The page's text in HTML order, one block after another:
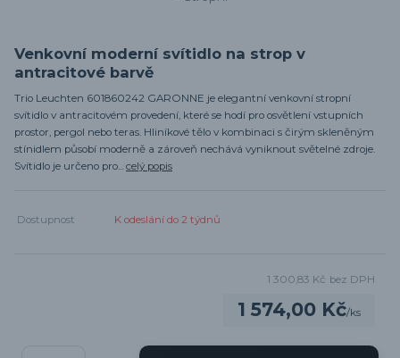
Venkovní moderní svítidlo na strop v
antracitové barvě
Trio Leuchten 601860242 GARONNE je elegantní venkovní stropní
svítidlo v antracitovém provedení, které se hodí pro osvětlení vstupních
prostor, pergol nebo teras. Hliníkové tělo v kombinaci s čirým skleněným
stínidlem působí moderně a zároveň nechává vyniknout světelné zdroje.
Svítidlo je určeno pro... celý popis
Dostupnost K odeslání do 2 týdnů
1 574,00 Kč/ks
1 300,83 Kč bez DPH